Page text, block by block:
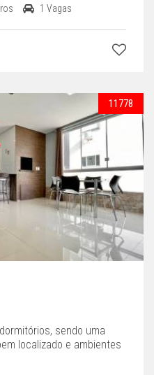
1 Vagas
11778
sendo uma
localizado e ambientes